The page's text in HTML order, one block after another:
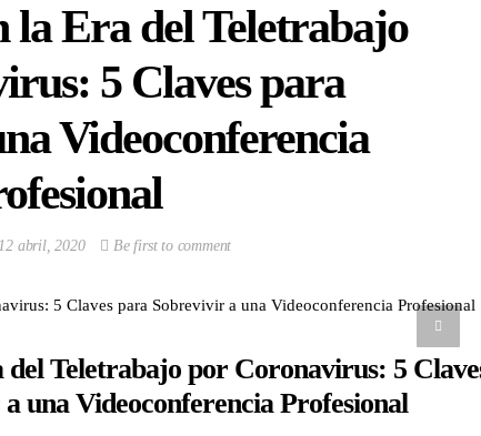
la Era del Teletrabajo
5 Claves para
Videoconferencia
12 abril, 2020 Be first to comment
Teletrabajo por Coronavirus: 5
una Videoconferencia Profesional